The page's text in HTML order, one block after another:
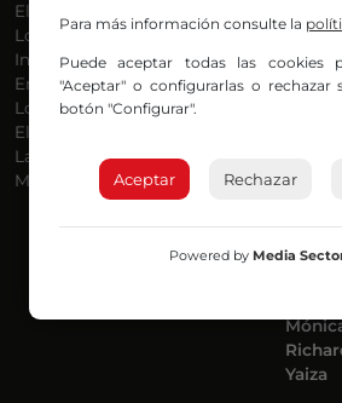
El Madrugador
Lo Más Nuevo
Informativos
En Ruta
Locos por la Música
El Supermadrugador
La Mañana de Radio Nervión
Más Madrugada
Eva
Endika
Jon
Luis
Yaiza
Para más información consulte la
Puede aceptar todas las cookies
"Aceptar" o configurarlas o rechazar
botón "Configurar".
Aceptar Rechazar
Powered by Media